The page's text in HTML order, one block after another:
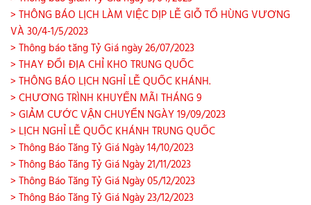
> THÔNG BÁO LỊCH LÀM VIỆC DỊP LỄ GIỖ TỔ HÙNG VƯƠNG
VÀ 30/4-1/5/2023
> Thông báo tăng Tỷ Giá ngày 26/07/2023
> THAY ĐỔI ĐỊA CHỈ KHO TRUNG QUỐC
> THÔNG BÁO LỊCH NGHỈ LỄ QUỐC KHÁNH.
> CHƯƠNG TRÌNH KHUYẾN MÃI THÁNG 9
> GIẢM CƯỚC VẬN CHUYỂN NGÀY 19/09/2023
> LỊCH NGHỈ LỄ QUỐC KHÁNH TRUNG QUỐC
> Thông Báo Tăng Tỷ Giá Ngày 14/10/2023
> Thông Báo Tăng Tỷ Giá Ngày 21/11/2023
> Thông Báo Tăng Tỷ Giá Ngày 05/12/2023
> Thông Báo Tăng Tỷ Giá Ngày 23/12/2023